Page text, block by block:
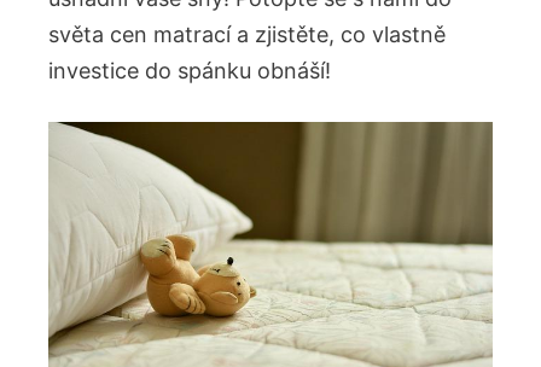
světa cen matrací a zjistěte, co vlastně
investice do spánku obnáší!